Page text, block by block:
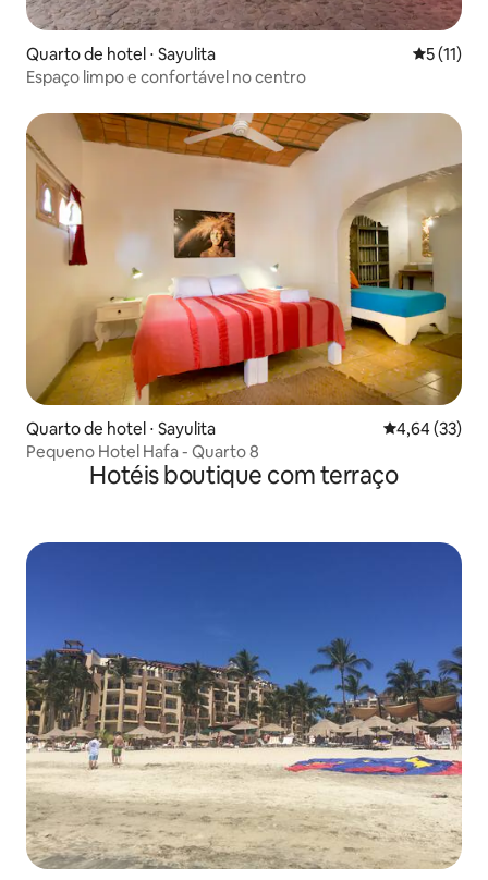
Quarto de hotel ⋅ Sayulita 5 de uma
5 (11)
Espaço limpo e confortável no centro
Quarto de hotel ⋅ Sayulita 4,64 de uma
4,64 (33)
Pequeno Hotel Hafa - Quarto 8
Hotéis boutique com terraço